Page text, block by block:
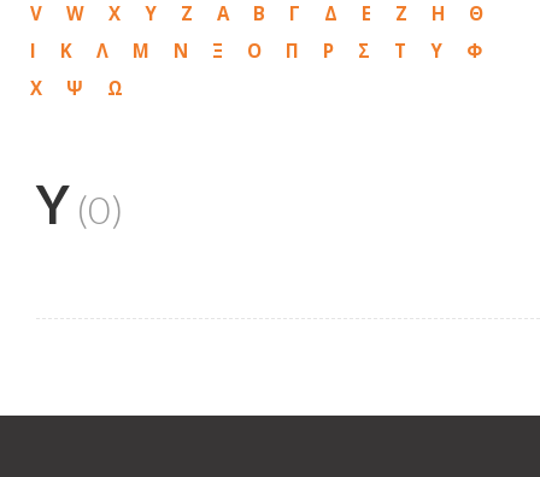
V
W X Y Z Α Β Γ Δ Ε Ζ Η
Θ
Ι
Κ Λ Μ Ν Ξ Ο Π Ρ Σ Τ Υ
Φ
Χ
Ψ Ω
Y (0)